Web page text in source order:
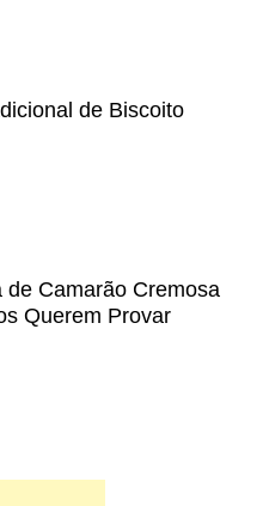
de Biscoito
de Camarão Cremosa
Querem Provar